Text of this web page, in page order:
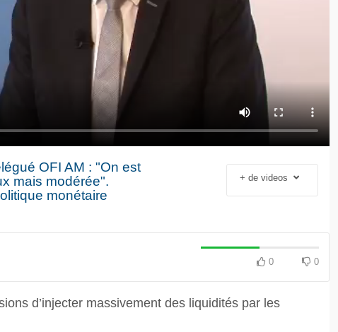
Jean-François Rial Pdg
Voyageurs du Monde : « C’est
OFI AM : "On est
mais modérée".
monétaire
+ de videos
0 0
d’injecter massivement des liquidités par les